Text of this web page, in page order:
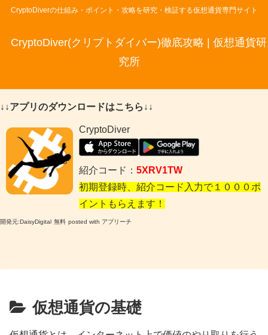
CryptoDiverの仕組み・ポイント・攻略を研究・検証する仮想通貨専門サイト
CryptoDiver(クリプトダイバー)徹底攻略 | 仮想通貨研
究所
↓↓アプリのダウンロードはこちら↓↓
CryptoDiver
紹介コード： 5XRV1TW
初期登録時、紹介コード入力で１０００ポ
イントもらえます！
開発元:DaisyDigital 無料 posted with アプリーチ
仮想通貨の基礎